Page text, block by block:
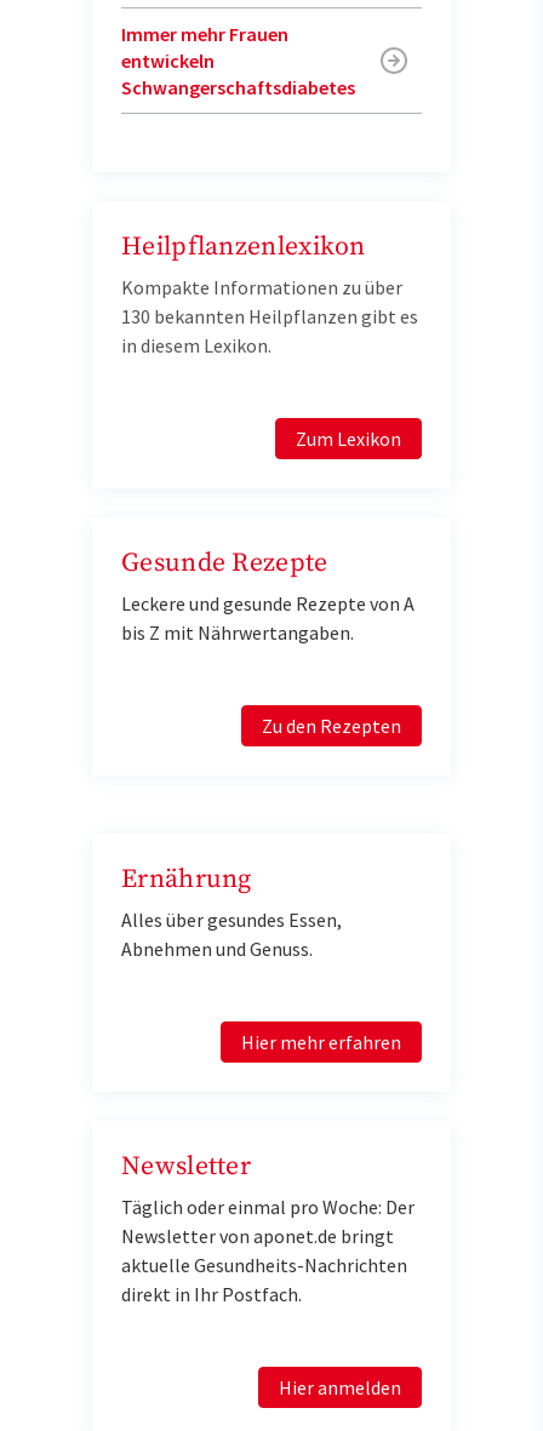
Immer mehr Frauen
entwickeln
Schwangerschaftsdiabetes
Heilpflanzenlexikon
Kompakte Informationen zu über
130 bekannten Heilpflanzen gibt es
in diesem Lexikon.
Zum Lexikon
Gesunde Rezepte
Leckere und gesunde Rezepte von A
bis Z mit Nährwertangaben.
Zu den Rezepten
Ernährung
Alles über gesundes Essen,
Abnehmen und Genuss.
Hier mehr erfahren
Newsletter
Täglich oder einmal pro Woche: Der
Newsletter von aponet.de bringt
aktuelle Gesundheits-Nachrichten
direkt in Ihr Postfach.
Hier anmelden